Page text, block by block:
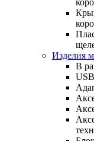
Изделия
В